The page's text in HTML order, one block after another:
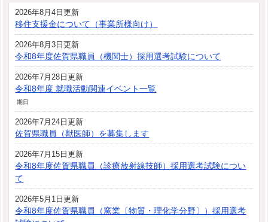
2026年8月4日更新
移住支援金について（事業所様向け）
2026年8月3日更新
令和8年度佐賀県職員（機関士）採用選考試験について
2026年7月28日更新
令和8年度 就職活動関連イベント一覧
期日
2026年7月24日更新
佐賀県職員（獣医師）を募集します
2026年7月15日更新
令和8年度佐賀県職員（診療放射線技師）採用選考試験につい
て
2026年5月1日更新
令和8年度佐賀県職員（窯業〔物質・理化学分野〕）採用選考